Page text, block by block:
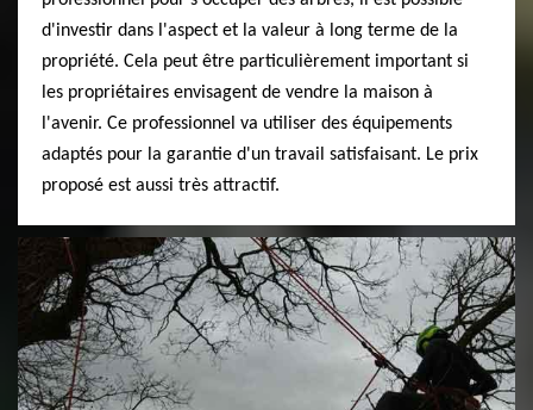
d'investir dans l'aspect et la valeur à long terme de la
propriété. Cela peut être particulièrement important si
les propriétaires envisagent de vendre la maison à
l'avenir. Ce professionnel va utiliser des équipements
adaptés pour la garantie d'un travail satisfaisant. Le prix
proposé est aussi très attractif.